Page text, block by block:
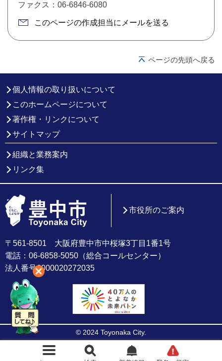
ファクス：06-6846-6080
このページの作成担当にメールを送る
ページの先頭へ戻る
個人情報の取り扱いについて
このホームページについて
著作権・リンクについて
サイトマップ
組織と業務案内
リンク集
〒561-8501 大阪府豊中市中桜塚3丁目1番1号
電話：06-6858-5050（総合コールセンター）
法人番号6000020272035
市役所のご案内
© 2024 Toyonaka City.